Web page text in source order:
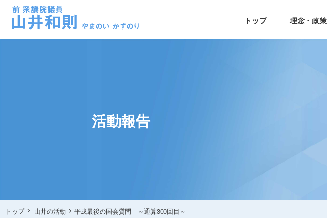
トップ 理念・政策
活動報告
トップ 山井の活動 平成最後の国会質問 ～通算300回目～